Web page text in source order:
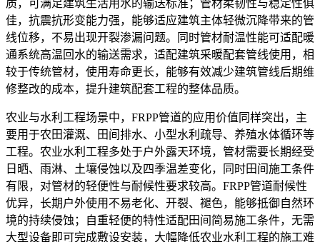
质，可满足建筑生活用水的输送标准；管材柔韧性与稳定性俱
佳，抗震抗形变能力强，能够适应建筑主体轻微沉降带来的管
线位移，不易出现开裂渗漏问题。同时管材耐温性能可适配暖
通系统高温回水的输送需求，适配建筑采暖配套管线使用，相
较于传统管材，使用寿命更长，能够有效减少建筑管线后期维
修整改的成本，提升建筑配套工程的整体品质。
农业与水利工程场景中，FRPP管道的应用价值同样突出，主
要用于农田灌溉、田间排水、小型水利疏导、养殖水体循环等
工程。农业水利工程多处于户外露天环境，管材需要长期经受
日晒、雨淋、土壤侵蚀以及四季温差变化，同时田间施工条件
有限，对管材的轻便性与耐候性要求较高。FRPP管道耐候性
优异，长期户外使用不易老化、开裂、褪色，能够抵御自然环
境的持续侵蚀；自重轻便的特性适配田间简易施工条件，无需
大型设备即可完成敷设安装，大幅降低农业水利工程的施工难